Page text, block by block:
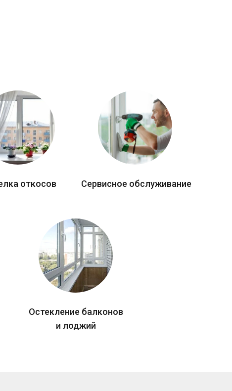
откосов Сервисное обслуживание
Остекление балконов
и лоджий